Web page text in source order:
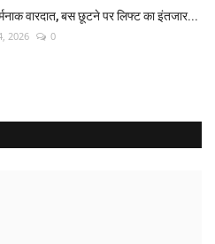
वारदात, बस छूटने पर लिफ्ट का इंतजार...
2026 0